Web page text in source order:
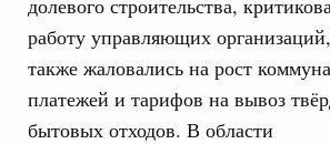
работу управляющих
также жаловались на рост
платежей и тарифов на вывоз
бытовых отходов. В области
в Правительство
обращениях граждан
8 мая, пятница